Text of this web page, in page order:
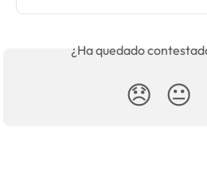
¿Ha quedado
😞 😐